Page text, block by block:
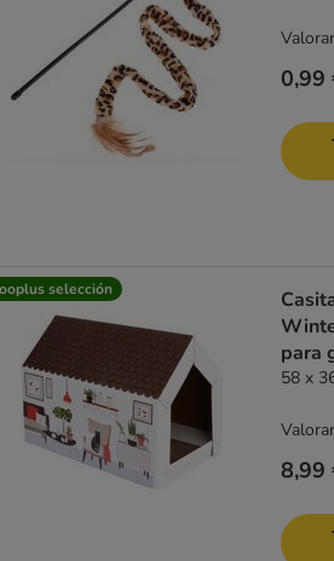
0,99
selección
para
58 x
8,99